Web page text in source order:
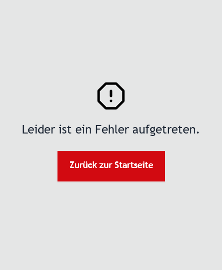
Leider ist ein Fehler aufgetreten.
Zurück zur Startseite